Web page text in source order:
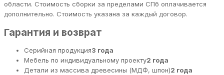
области. Стоимость сборки за пределами СПб оплачивается
дополнительно. Стоимость указана за каждый договор.
Гарантия и возврат
Серийная продукция3 года
Мебель по индивидуальному проекту2 года
Детали из массива древесины (МДФ, шпон)2 года